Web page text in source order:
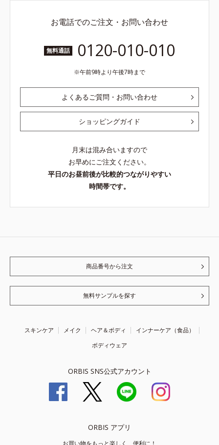
お電話でのご注文・お問い合わせ
無料通話 0120-010-010
午前9時より午後7時まで
よくあるご質問・お問い合わせ
ショッピングガイド
月末は混み合いますので
お早めにご注文ください。
平日のお昼前後が比較的つながりやすい
時間帯です。
商品番号から注文
無料サンプルを探す
スキンケア メイク ヘア＆ボディ
インナーケア（食品）
ボディウェア
ORBIS SNS公式アカウント
ORBIS アプリ